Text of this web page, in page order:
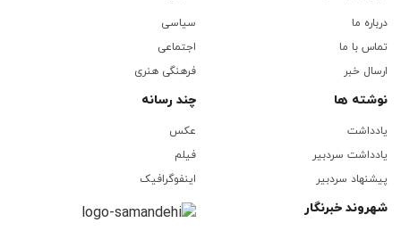
درباره ما
تماس با ما
ارسال خبر
سیاسی
اجتماعی
فرهنگی هنری
نوشته ها
یادداشت
یادداشت سردبیر
پیشنهاد سردبیر
چند رسانه
عکس
فیلم
اینفوگرافیک
شهروند خبرنگار